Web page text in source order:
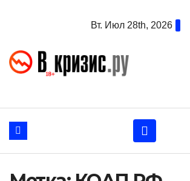
Вт. Июл 28th, 2026